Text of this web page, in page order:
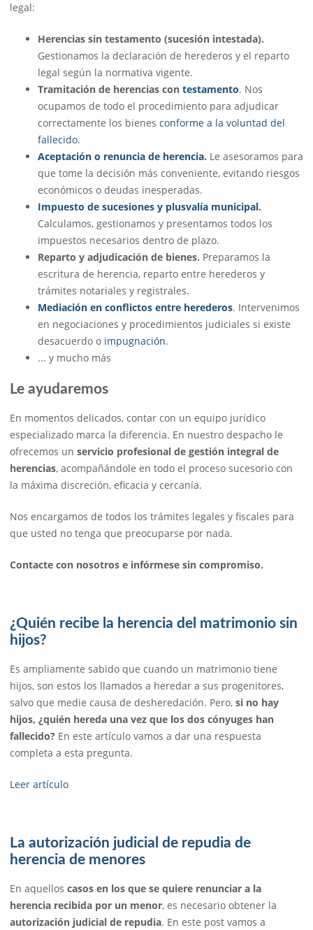
legal:
Herencias sin testamento (sucesión intestada).
Gestionamos la declaración de herederos y el reparto
legal según la normativa vigente.
Tramitación de herencias con testamento. Nos
ocupamos de todo el procedimiento para adjudicar
correctamente los bienes conforme a la voluntad del
fallecido.
Aceptación o renuncia de herencia. Le asesoramos para
que tome la decisión más conveniente, evitando riesgos
económicos o deudas inesperadas.
Impuesto de sucesiones y plusvalía municipal.
Calculamos, gestionamos y presentamos todos los
impuestos necesarios dentro de plazo.
Reparto y adjudicación de bienes. Preparamos la
escritura de herencia, reparto entre herederos y
trámites notariales y registrales.
Mediación en conflictos entre herederos. Intervenimos
en negociaciones y procedimientos judiciales si existe
desacuerdo o impugnación.
... y mucho más
Le ayudaremos
En momentos delicados, contar con un equipo jurídico
especializado marca la diferencia. En nuestro despacho le
ofrecemos un servicio profesional de gestión integral de
herencias, acompañándole en todo el proceso sucesorio con
la máxima discreción, eficacia y cercanía.
Nos encargamos de todos los trámites legales y fiscales para
que usted no tenga que preocuparse por nada.
Contacte con nosotros e infórmese sin compromiso.
¿Quién recibe la herencia del matrimonio sin
hijos?
Es ampliamente sabido que cuando un matrimonio tiene
hijos, son estos los llamados a heredar a sus progenitores,
salvo que medie causa de desheredación. Pero, si no hay
hijos, ¿quién hereda una vez que los dos cónyuges han
fallecido? En este artículo vamos a dar una respuesta
completa a esta pregunta.
Leer artículo
La autorización judicial de repudia de
herencia de menores
En aquellos casos en los que se quiere renunciar a la
herencia recibida por un menor, es necesario obtener la
autorización judicial de repudia. En este post vamos a